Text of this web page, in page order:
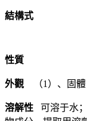
結構式
性質
外觀 （1）、固
溶解性 可溶于水